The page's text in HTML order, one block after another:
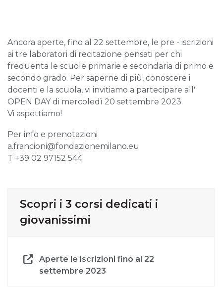
Ancora aperte, fino al 22 settembre, le pre - iscrizioni
ai tre laboratori di recitazione pensati per chi
frequenta le scuole primarie e secondaria di primo e
secondo grado. Per saperne di più, conoscere i
docenti e la scuola, vi invitiamo a partecipare all'
OPEN DAY di mercoledì 20 settembre 2023.
Vi aspettiamo!
Per info e prenotazioni
a.francioni@fondazionemilano.eu
T +39 02 97152 544
Scopri i 3 corsi dedicati i
giovanissimi
Aperte le iscrizioni fino al 22
settembre 2023